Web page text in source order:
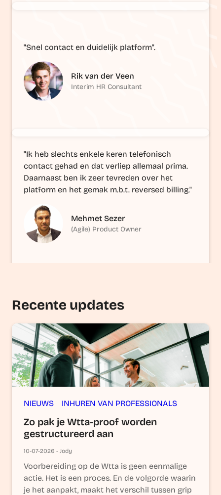
"Snel contact en duidelijk platform".
Rik van der Veen
Interim HR Consultant
"Ik heb slechts enkele keren telefonisch
contact gehad en dat verliep allemaal prima.
Daarnaast ben ik zeer tevreden over het
platform en het gemak m.b.t. reversed billing."
Mehmet Sezer
(Agile) Product Owner
Recente updates
NIEUWS INHUREN VAN PROFESSIONALS
Zo pak je Wtta-proof worden
gestructureerd aan
10-07-2026 - Jody
Voorbereiding op de Wtta is geen eenmalige
actie. Het is een proces. En de volgorde waarin
je het aanpakt, maakt het verschil tussen grip